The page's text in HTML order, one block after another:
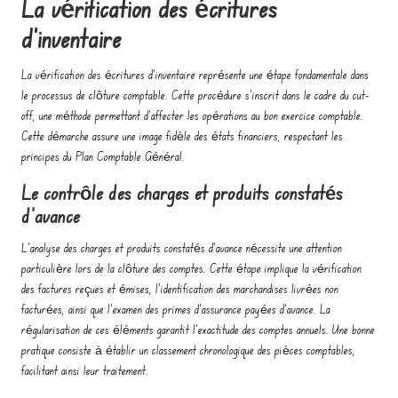
La vérification des écritures
d’inventaire
La vérification des écritures d’inventaire représente une étape fondamentale dans
le processus de clôture comptable. Cette procédure s’inscrit dans le cadre du cut-
off, une méthode permettant d’affecter les opérations au bon exercice comptable.
Cette démarche assure une image fidèle des états financiers, respectant les
principes du Plan Comptable Général.
Le contrôle des charges et produits constatés
d’avance
L’analyse des charges et produits constatés d’avance nécessite une attention
particulière lors de la clôture des comptes. Cette étape implique la vérification
des factures reçues et émises, l’identification des marchandises livrées non
facturées, ainsi que l’examen des primes d’assurance payées d’avance. La
régularisation de ces éléments garantit l’exactitude des comptes annuels. Une bonne
pratique consiste à établir un classement chronologique des pièces comptables,
facilitant ainsi leur traitement.